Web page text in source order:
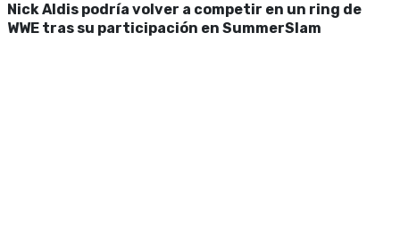
Nick Aldis podría volver a competir en un ring de
WWE tras su participación en SummerSlam